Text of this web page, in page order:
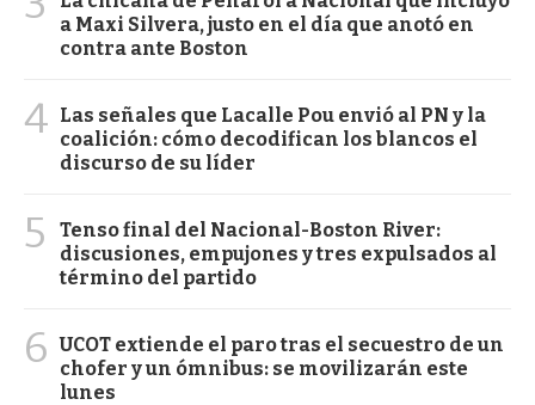
a Maxi Silvera, justo en el día que anotó en
contra ante Boston
4 Las señales que Lacalle Pou envió al PN y la
coalición: cómo decodifican los blancos el
discurso de su líder
5
Tenso final del Nacional-Boston River:
discusiones, empujones y tres expulsados al
término del partido
6 UCOT extiende el paro tras el secuestro de un
chofer y un ómnibus: se movilizarán este
lunes